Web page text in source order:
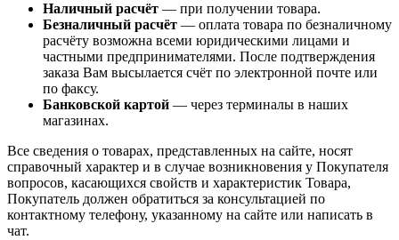
Наличный расчёт — при получении товара.
Безналичный расчёт — оплата товара по безналичному
расчёту возможна всеми юридическими лицами и
частными предпринимателями. После подтверждения
заказа Вам высылается счёт по электронной почте или
по факсу.
Банковской картой — через терминалы в наших
магазинах.
Все сведения о товарах, представленных на сайте, носят
справочный характер и в случае возникновения у Покупателя
вопросов, касающихся свойств и характеристик Товара,
Покупатель должен обратиться за консультацией по
контактному телефону, указанному на сайте или написать в
чат.